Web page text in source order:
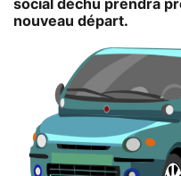
social déchu prendra
nouveau départ.